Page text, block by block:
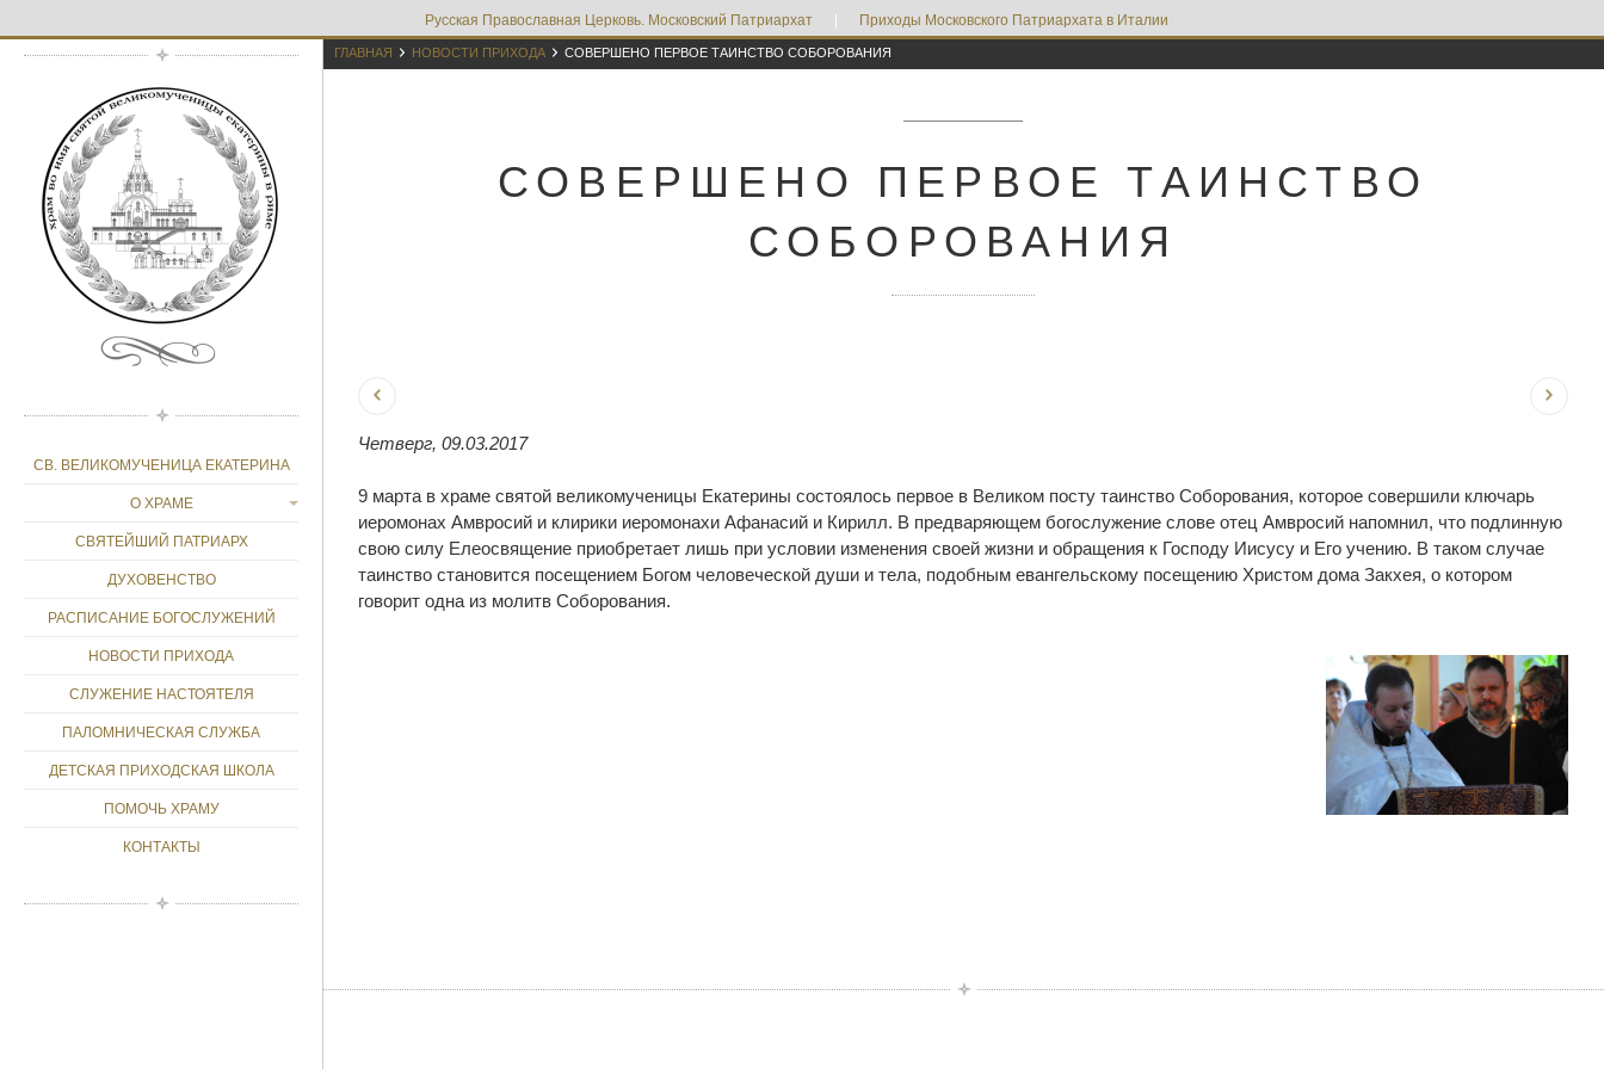
Русская Православная Церковь. Московский Патриархат Приходы Московского Патриархата в Италии
СВ. ВЕЛИКОМУЧЕНИЦА ЕКАТЕРИНА
О ХРАМЕ
СВЯТЕЙШИЙ ПАТРИАРХ
ДУХОВЕНСТВО
РАСПИСАНИЕ БОГОСЛУЖЕНИЙ
НОВОСТИ ПРИХОДА
СЛУЖЕНИЕ НАСТОЯТЕЛЯ
ПАЛОМНИЧЕСКАЯ СЛУЖБА
ДЕТСКАЯ ПРИХОДСКАЯ ШКОЛА
ПОМОЧЬ ХРАМУ
КОНТАКТЫ
ГЛАВНАЯ  НОВОСТИ ПРИХОДА  СОВЕРШЕНО ПЕРВОЕ ТАИНСТВО СОБОРОВАНИЯ
СОВЕРШЕНО ПЕРВОЕ ТАИНСТВО
СОБОРОВАНИЯ
Четверг, 09.03.2017
9 марта в храме святой великомученицы Екатерины состоялось первое в Великом посту таинство Соборования, которое совершили ключарь
иеромонах Амвросий и клирики иеромонахи Афанасий и Кирилл. В предваряющем богослужение слове отец Амвросий напомнил, что подлинную
свою силу Елеосвящение приобретает лишь при условии изменения своей жизни и обращения к Господу Иисусу и Его учению. В таком случае
таинство становится посещением Богом человеческой души и тела, подобным евангельскому посещению Христом дома Закхея, о котором
говорит одна из молитв Соборования.